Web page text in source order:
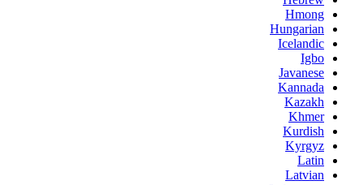
Hmong
Hungarian
Icelandic
Igbo
Javanese
Kannada
Kazakh
Khmer
Kurdish
Kyrgyz
Latin
Latvian